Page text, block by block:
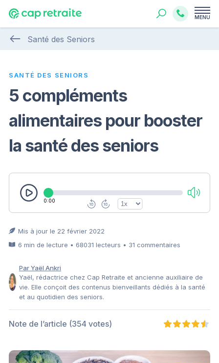
MENU
Santé des Seniors
SANTÉ DES SENIORS
5 compléments
alimentaires pour booster
la santé des seniors
0:00
Mis à jour le 22 février 2022
6 min de lecture • 68031 lecteurs • 31 commentaires
Par Yaël Ankri
Yaël, rédactrice chez Cap Retraite et ancienne auxiliaire de
vie. Elle conçoit des contenus bienveillants dédiés à la santé
et au quotidien des seniors.
Note de l’article (354 votes)